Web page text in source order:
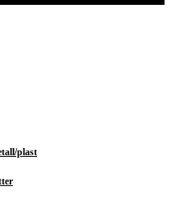
plast